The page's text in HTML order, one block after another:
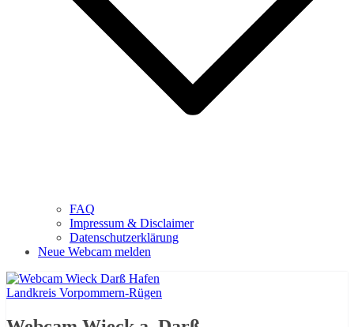
FAQ
Impressum & Disclaimer
Datenschutzerklärung
Neue Webcam melden
Landkreis Vorpommern-Rügen